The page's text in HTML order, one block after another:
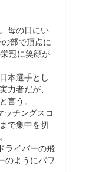
母の日にい
部で頂点に
冠に笑顔が
本選手とし
力者だが、
言う。
チングスコ
で集中を切
ライバーの飛
のようにパワ